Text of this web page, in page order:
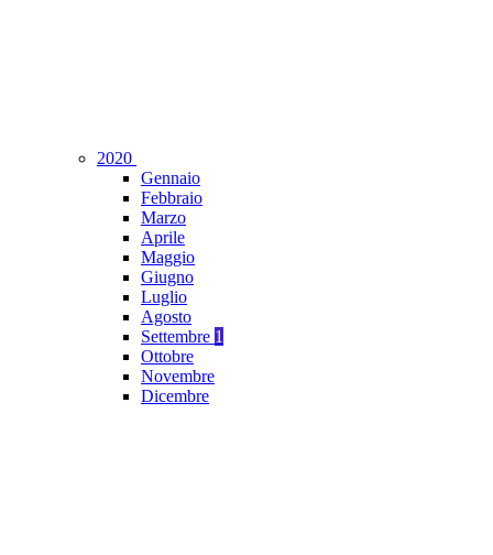
2020
Gennaio
Febbraio
Marzo
Aprile
Maggio
Giugno
Luglio
Agosto
Settembre 1
Ottobre
Novembre
Dicembre